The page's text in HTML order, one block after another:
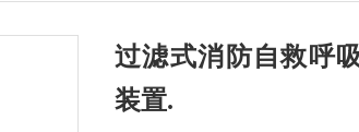
过滤式消防自救呼
装置.